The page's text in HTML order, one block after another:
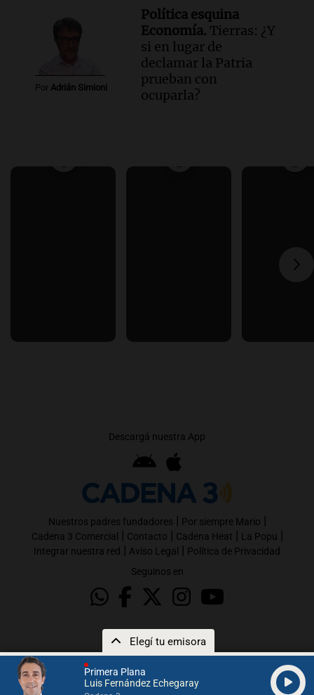
Primera Plana
Luis Fernández Echegaray
Elegí tu emisora
Por Adrián Simioni
Política esquina
Economía. Tierras: ¿Y
si en lugar de
declamar la Patria
prueban con
ocuparla?
Descargá nuestra App
Nuestros padres fundadores | Por siempre Mario |
Cadena 3 Comercial | Contacto | Cadena Heat | La Popu |
Integrar nuestra red | Aviso Legal | Política de Privacidad
Seguinos en